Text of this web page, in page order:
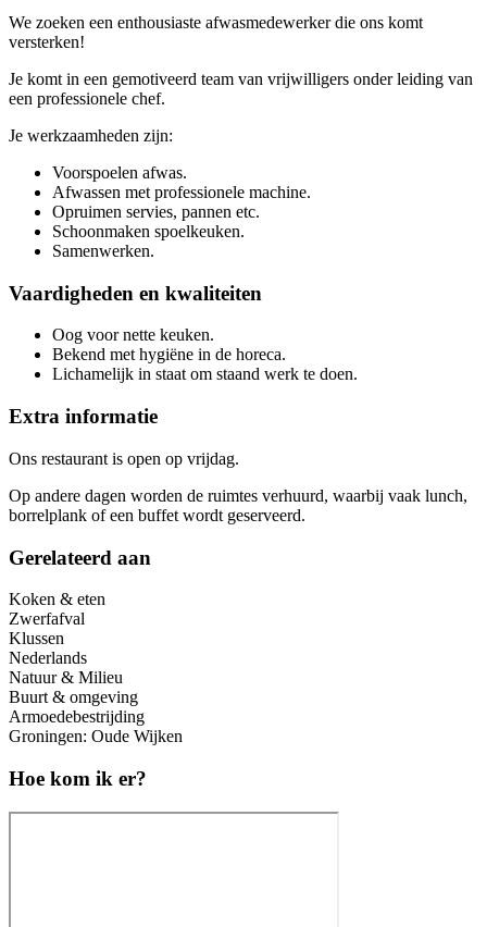
We zoeken een enthousiaste afwasmedewerker die ons komt
versterken!
Je komt in een gemotiveerd team van vrijwilligers onder leiding van
een professionele chef.
Je werkzaamheden zijn:
Voorspoelen afwas.
Afwassen met professionele machine.
Opruimen servies, pannen etc.
Schoonmaken spoelkeuken.
Samenwerken.
Vaardigheden en kwaliteiten
Oog voor nette keuken.
Bekend met hygiëne in de horeca.
Lichamelijk in staat om staand werk te doen.
Extra informatie
Ons restaurant is open op vrijdag.
Op andere dagen worden de ruimtes verhuurd, waarbij vaak lunch,
borrelplank of een buffet wordt geserveerd.
Gerelateerd aan
Koken & eten
Zwerfafval
Klussen
Nederlands
Natuur & Milieu
Buurt & omgeving
Armoedebestrijding
Groningen: Oude Wijken
Hoe kom ik er?